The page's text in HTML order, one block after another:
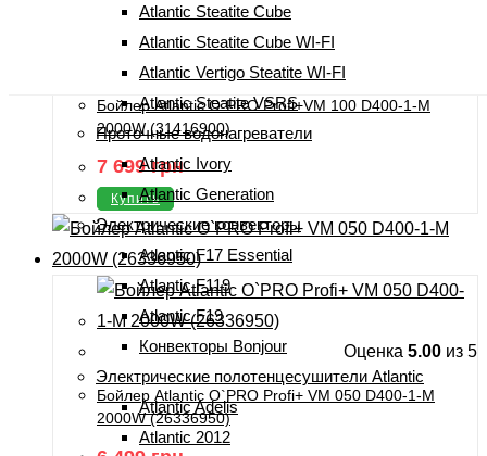
Atlantic Steatite Cube
Atlantic Steatite Cube WI-FI
Atlantic Vertigo Steatite WI-FI
Atlantic Steatite VSRS
Проточные водонагреватели
Atlantic Ivory
Atlantic Generation
Электрические конвекторы
Atlantic F17 Essential
Atlantic F119
Atlantic F19
Конвекторы Bonjour
Электрические полотенцесушители Atlantic
Atlantic Adelis
Atlantic 2012
Бойлер Atlantic O`PRO Profi+VM 100 D400-1-М
2000W (31416900)
7 699грн
Купить
Оценка 5.00 из 5
Бойлер Atlantic O`PRO Profi+ VM 050 D400-1-M
2000W (26336950)